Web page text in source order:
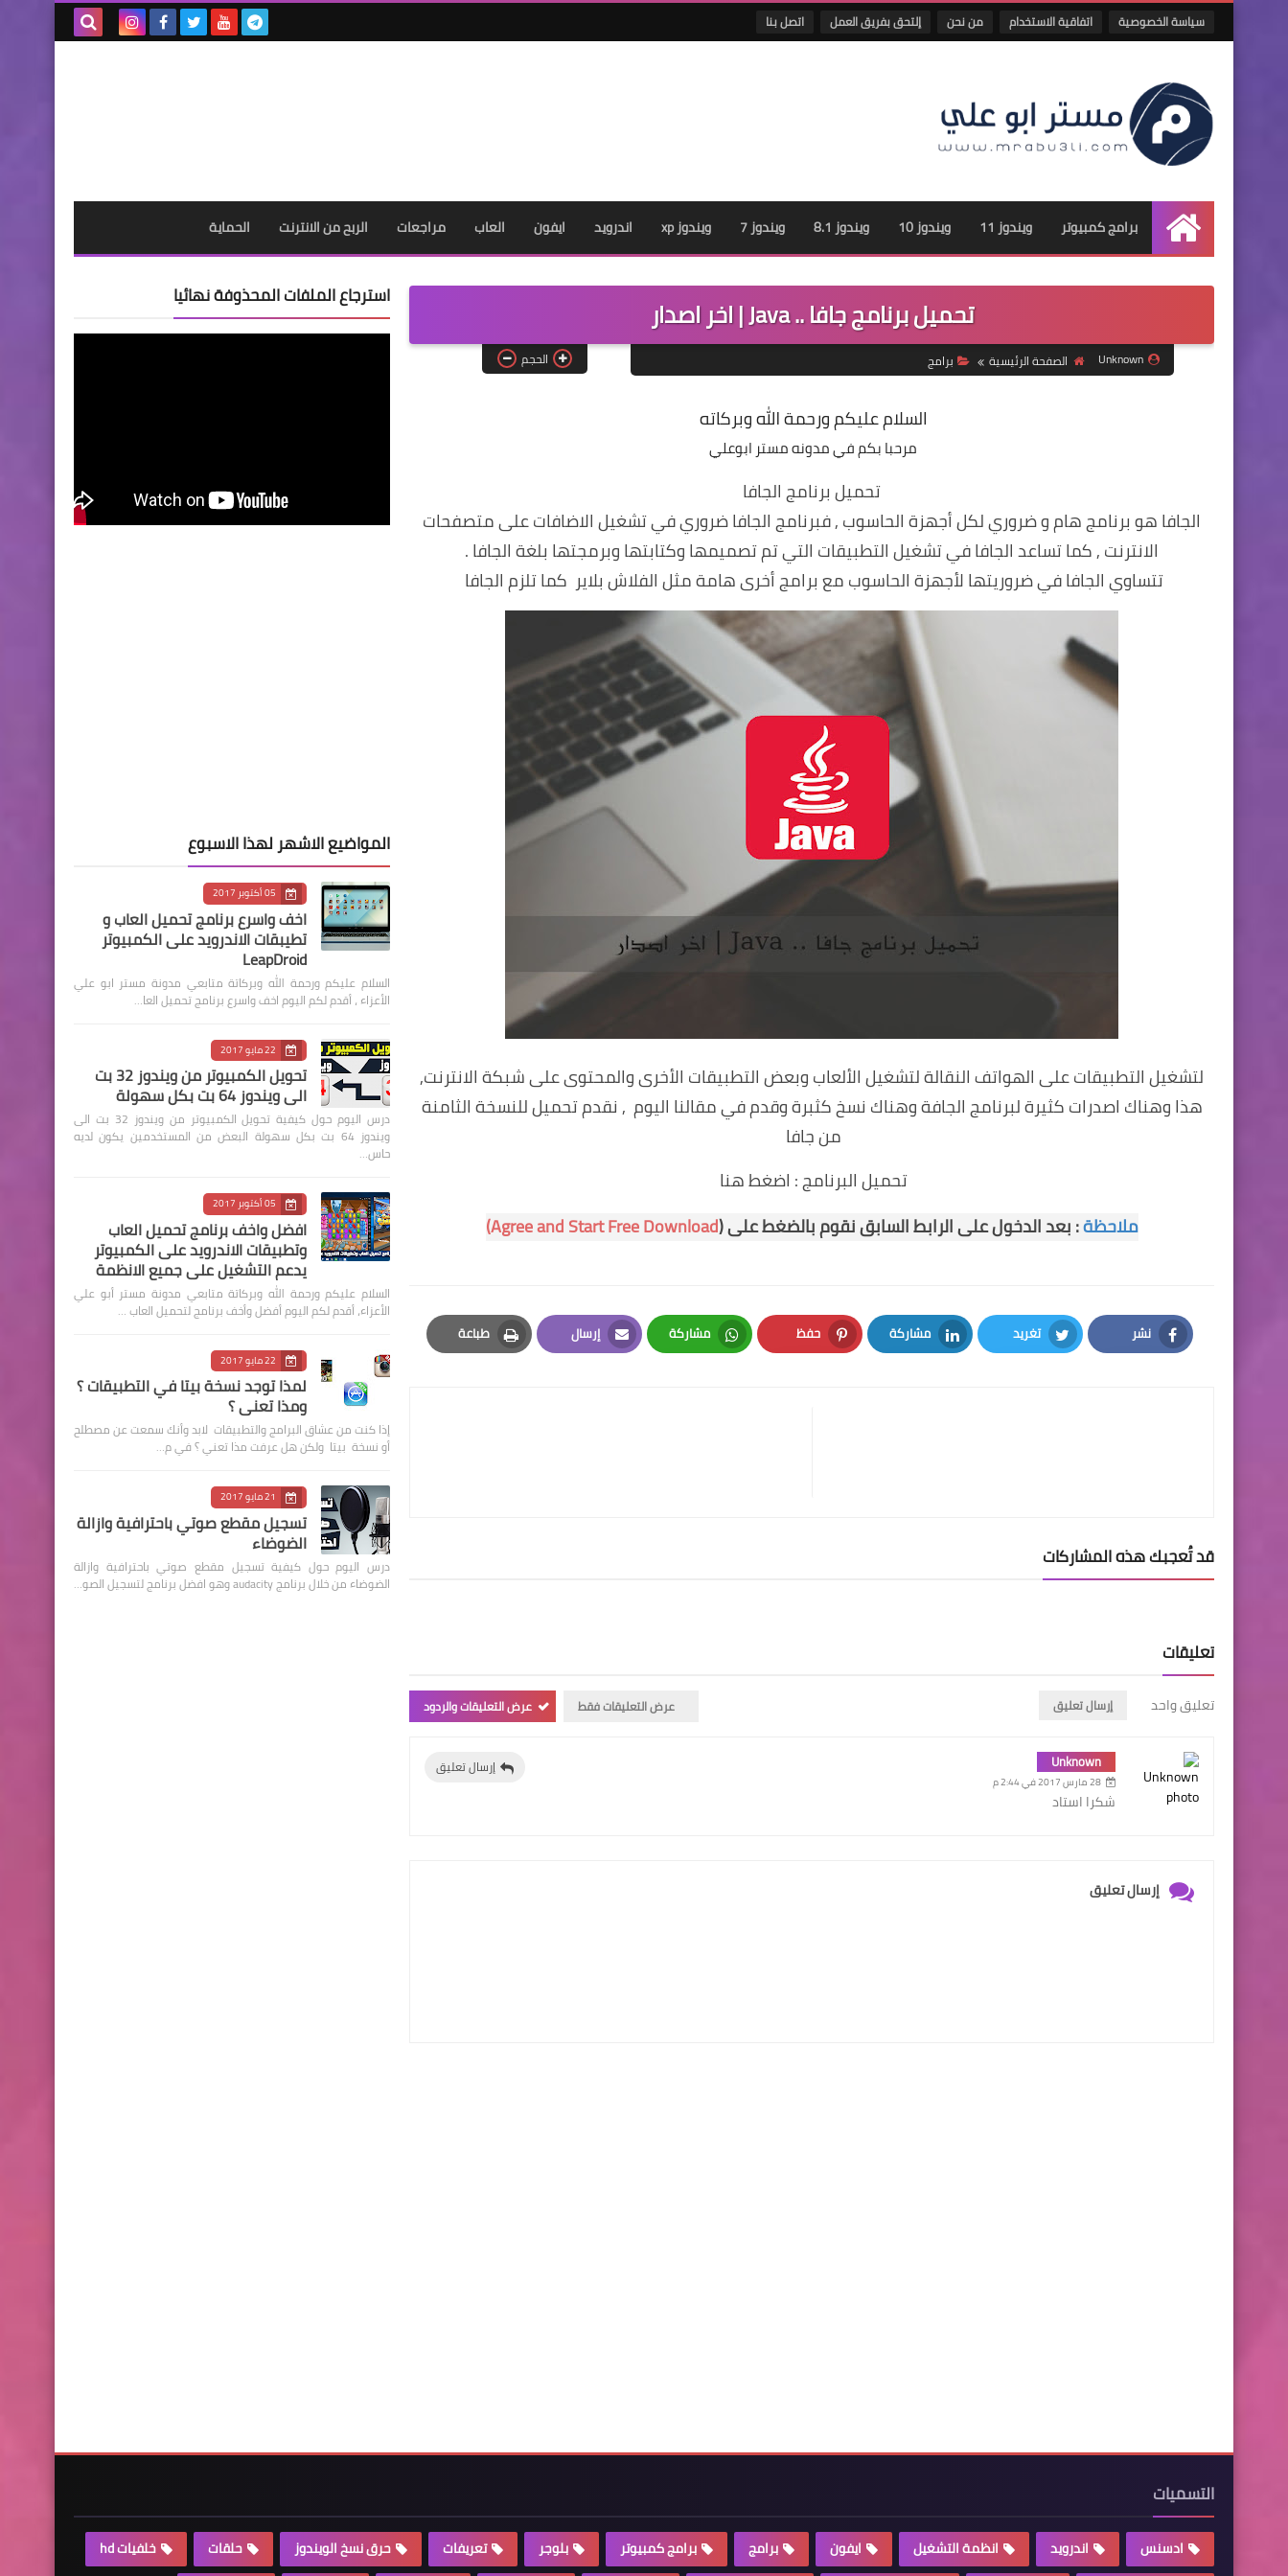
سياسة الخصوصية اتفاقية الاستخدام من نحن إلتحق بفريق العمل اتصل بنا
الرئيسية
برامج كمبيوتر ويندوز 11 ويندوز 10 ويندوز 8.1 ويندوز 7 ويندوز xp اندرويد ايفون العاب مراجعات الربح من الانترنت الحماية
تحميل برنامج جافا .. Java | اخر اصدار
Unknown الصفحة الرئيسية برامج الحجم
السلام عليكم ورحمة الله وبركاته
مرحبا بكم في مدونه مستر ابوعلي
تحميل برنامج الجافا
الجافا هو برنامج هام و ضروري لكل أجهزة الحاسوب , فبرنامج الجافا ضروري في تشغيل الاضافات على متصفحات
الانترنت , كما تساعد الجافا في تشغيل التطبيقات التي تم تصميمها وكتابتها وبرمجتها بلغة الجافا .
تتساوي الجافا في ضروريتها لأجهزة الحاسوب مع برامج أخرى هامة مثل الفلاش بلاير كما تلزم الجافا
لتشغيل التطبيقات على الهواتف النقالة لتشغيل الألعاب وبعض التطبيقات الأخرى والمحتوى على شبكة الانترنت,
هذا وهناك اصدرات كثيرة لبرنامج الجافة وهناك نسخ كثبرة وقدم في مقالنا اليوم , نقدم تحميل للنسخة الثامنة
من جافا
تحميل البرنامج : اضغط هنا
ملاحظة:بعد الدخول على الرابط السابق نقوم بالضغط على (Agree and Start Free Download)
نشر
Facebook
تغريد
Twitter
مشاركة
LinkedIn
حفظ
Pinterest
مشاركة
Whatsapp
إرسال
Email
طباعة
Print
قد تُعجبك هذه المشاركات
تعليقات
تعليق واحد إرسال تعليق عرض التعليقات فقط عرض التعليقات والردود
Unknown
28 مارس 2017 في 2:44 م
شكرا استاد
إرسال تعليق
إرسال تعليق
استرجاع الملفات المحذوفة نهائيا
المواضيع الاشهر لهذا الاسبوع
05 أكتوبر 2017
اخف واسرع برنامج تحميل العاب و
تطيبقات الاندرويد على الكمبيوتر
LeapDroid
السلام عليكم ورحمة الله وبركاتة متابعي مدونة مستر ابو علي
الأعزاء ، أقدم لكم اليوم اخف واسرع برنامج تحميل العا…
22 مايو 2017
تحويل الكمبيوتر من ويندوز 32 بت
الى ويندوز 64 بت بكل سهولة
درس اليوم حول كيفية تحويل الكمبيوتر من ويندوز 32 بت الى
ويندوز 64 بت بكل سهولة البعض من المستخدمين يكون لديه
حاس…
05 أكتوبر 2017
افضل واخف برنامج تحميل العاب
وتطبيقات الاندرويد على الكمبيوتر
يدعم التشغيل على جميع الانظمة
السلام عليكم ورحمة الله وبركاتة متابعي مدونة مستر أبو علي
الأعزاء، أقدم لكم اليوم أفضل وأخف برنامج لتحميل العاب …
22 مايو 2017
لمذا توجد نسخة بيتا في التطبيقات ؟
ومذا تعني ؟
إذا كنت من عشاق البرامج والتطبيقات لابد وأنك سمعت عن مصطلح
أو نسخة بيتا ولكن هل عرفت مذا تعني ؟ في م…
21 مايو 2017
تسجيل مقطع صوتي باحترافية وازالة
الضوضاء
درس اليوم حول كيفية تسجيل مقطع صوتي باحترافية وازالة
الضوضاء من خلال برنامج audacity وهو افضل برنامج لتسجيل الصو…
التسميات
ادسنس اندرويد انظمة التشغيل ايفون برامج برامج كمبيوتر بلوجر تعريفات حرق نسخ الويندوز حلقات خلفيات hd